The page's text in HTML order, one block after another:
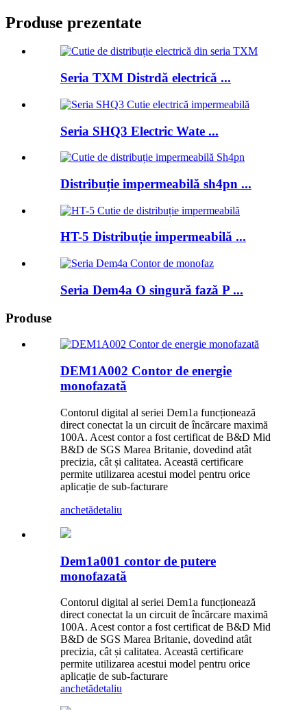
Produse prezentate
Seria TXM Distrdă electrică ...
Seria SHQ3 Electric Wate ...
Distribuție impermeabilă sh4pn ...
HT-5 Distribuție impermeabilă ...
Seria Dem4a O singură fază P ...
Produse
DEM1A002 Contor de energie
monofazată
Contorul digital al seriei Dem1a funcționează
direct conectat la un circuit de încărcare maximă
100A. Acest contor a fost certificat de B&D Mid
B&D de SGS Marea Britanie, dovedind atât
precizia, cât și calitatea. Această certificare
permite utilizarea acestui model pentru orice
aplicație de sub-facturare
anchetădetaliu
Dem1a001 contor de putere
monofazată
Contorul digital al seriei Dem1a funcționează
direct conectat la un circuit de încărcare maximă
100A. Acest contor a fost certificat de B&D Mid
B&D de SGS Marea Britanie, dovedind atât
precizia, cât și calitatea. Această certificare
permite utilizarea acestui model pentru orice
aplicație de sub-facturare
anchetădetaliu